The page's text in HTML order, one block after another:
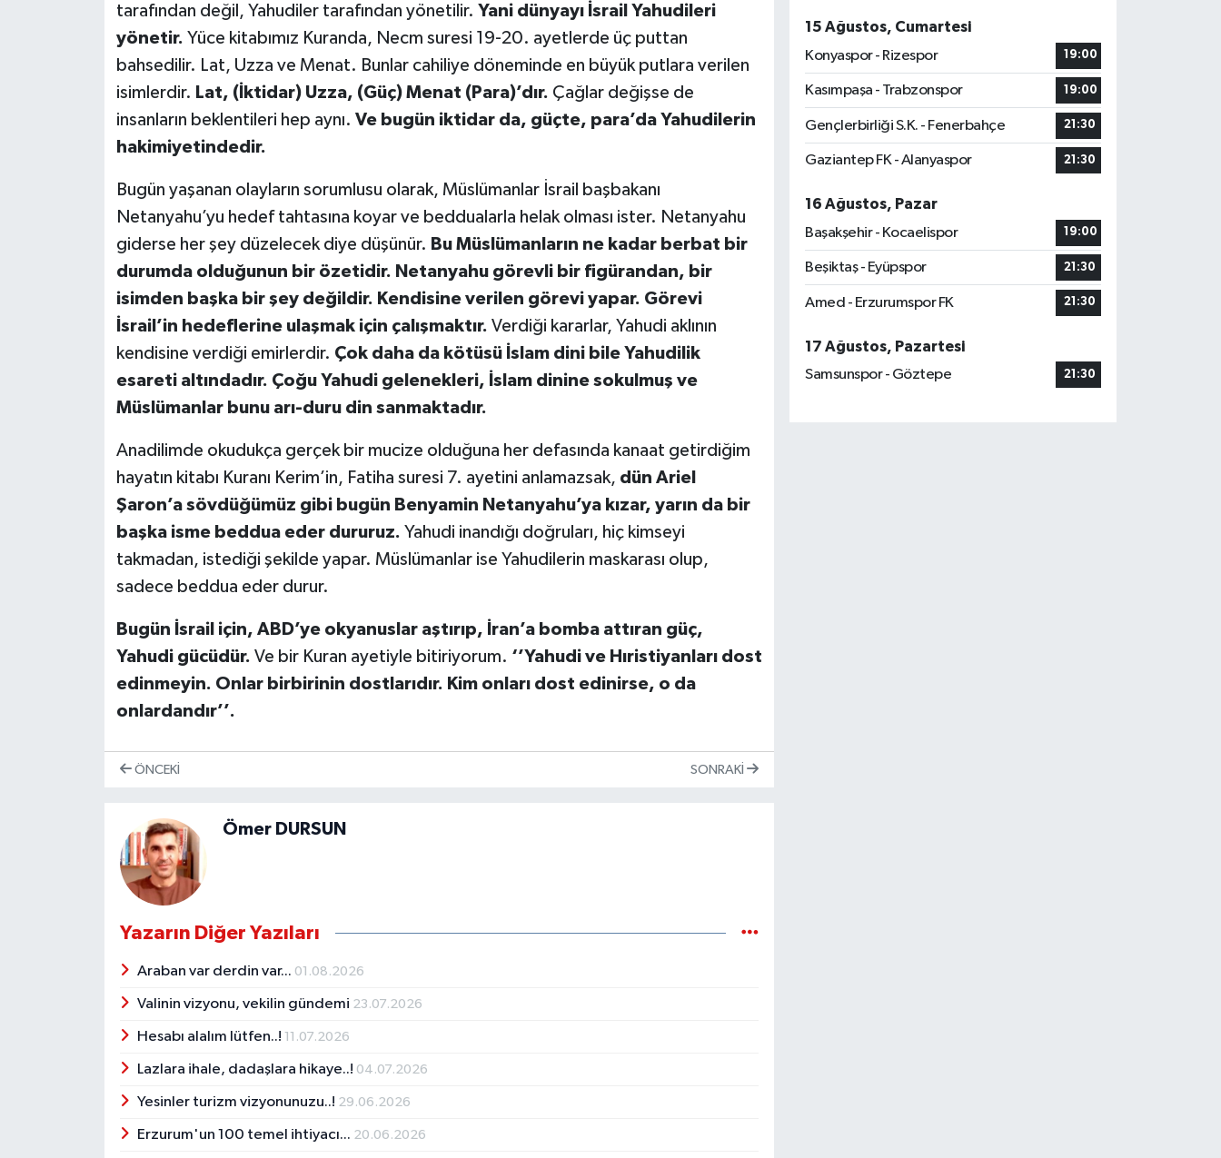
tarafından değil, Yahudiler tarafından yönetilir. Yani dünyayı İsrail Yahudileri
yönetir. Yüce kitabımız Kuranda, Necm suresi 19-20. ayetlerde üç puttan
bahsedilir. Lat, Uzza ve Menat. Bunlar cahiliye döneminde en büyük putlara verilen
isimlerdir. Lat, (İktidar) Uzza, (Güç) Menat (Para)’dır. Çağlar değişse de
insanların beklentileri hep aynı. Ve bugün iktidar da, güçte, para’da Yahudilerin
hakimiyetindedir.
Bugün yaşanan olayların sorumlusu olarak, Müslümanlar İsrail başbakanı
Netanyahu’yu hedef tahtasına koyar ve beddualarla helak olması ister. Netanyahu
giderse her şey düzelecek diye düşünür. Bu Müslümanların ne kadar berbat bir
durumda olduğunun bir özetidir. Netanyahu görevli bir figürandan, bir
isimden başka bir şey değildir. Kendisine verilen görevi yapar. Görevi
İsrail’in hedeflerine ulaşmak için çalışmaktır. Verdiği kararlar, Yahudi aklının
kendisine verdiği emirlerdir. Çok daha da kötüsü İslam dini bile Yahudilik
esareti altındadır. Çoğu Yahudi gelenekleri, İslam dinine sokulmuş ve
Müslümanlar bunu arı-duru din sanmaktadır.
Anadilimde okudukça gerçek bir mucize olduğuna her defasında kanaat getirdiğim
hayatın kitabı Kuranı Kerim’in, Fatiha suresi 7. ayetini anlamazsak, dün Ariel
Şaron’a sövdüğümüz gibi bugün Benyamin Netanyahu’ya kızar, yarın da bir
başka isme beddua eder dururuz. Yahudi inandığı doğruları, hiç kimseyi
takmadan, istediği şekilde yapar. Müslümanlar ise Yahudilerin maskarası olup,
sadece beddua eder durur.
Bugün İsrail için, ABD’ye okyanuslar aştırıp, İran’a bomba attıran güç,
Yahudi gücüdür. Ve bir Kuran ayetiyle bitiriyorum. ‘’Yahudi ve Hıristiyanları dost
edinmeyin. Onlar birbirinin dostlarıdır. Kim onları dost edinirse, o da
onlardandır’’.
ÖNCEKI SONRAKI
Ömer DURSUN
Yazarın Diğer Yazıları
Araban var derdin var... 01.08.2026
Valinin vizyonu, vekilin gündemi 23.07.2026
Hesabı alalım lütfen..! 11.07.2026
Lazlara ihale, dadaşlara hikaye..! 04.07.2026
Yesinler turizm vizyonunuzu..! 29.06.2026
Erzurum'un 100 temel ihtiyacı... 20.06.2026
15 Ağustos, Cumartesi
Konyaspor - Rizespor
19:00
Kasımpaşa - Trabzonspor 19:00
Gençlerbirliği S.K. - Fenerbahçe 21:30
Gaziantep FK - Alanyaspor 21:30
16 Ağustos, Pazar
Başakşehir - Kocaelispor
19:00
Beşiktaş - Eyüpspor 21:30
Amed - Erzurumspor FK 21:30
17 Ağustos, Pazartesi
Samsunspor - Göztepe
21:30